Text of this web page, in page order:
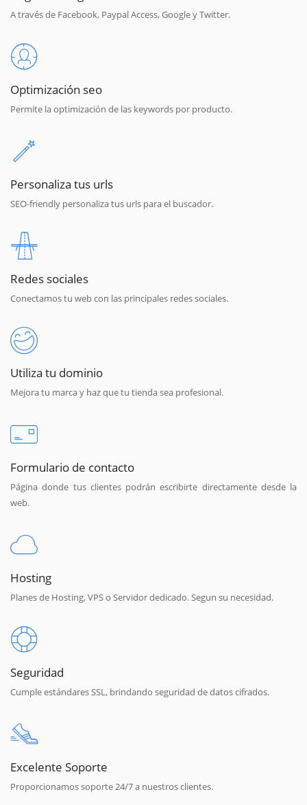
A través de Facebook, Paypal Access, Google y Twitter.
Optimización seo
Permite la optimización de las keywords por producto.
Personaliza tus urls
SEO-friendly personaliza tus urls para el buscador.
Redes sociales
Conectamos tu web con las principales redes sociales.
Utiliza tu dominio
Mejora tu marca y haz que tu tienda sea profesional.
Formulario de contacto
Página donde tus clientes podrán escribirte directamente desde la
web.
Hosting
Planes de Hosting, VPS o Servidor dedicado. Segun su necesidad.
Seguridad
Cumple estándares SSL, brindando seguridad de datos cifrados.
Excelente Soporte
Proporcionamos soporte 24/7 a nuestros clientes.